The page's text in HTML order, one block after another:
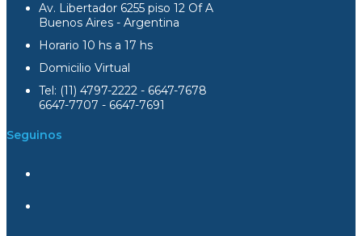
Av. Libertador 6255 piso 12 Of A
Buenos Aires - Argentina
Horario 10 hs a 17 hs
Domicilio Virtual
Tel: (11) 4797-2222 - 6647-7678
6647-7707 - 6647-7691
Seguinos